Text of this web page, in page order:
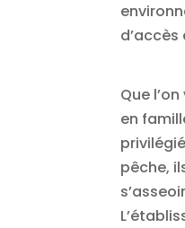
d’accès
Que
en
pêche,